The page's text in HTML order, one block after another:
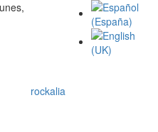
rockalia